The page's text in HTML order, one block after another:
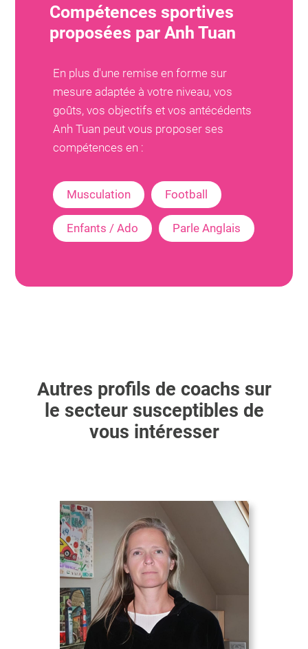
Compétences sportives
proposées parAnh Tuan
En plus d'une remise en forme sur
mesure adaptée à votre niveau, vos
goûts, vos objectifs et vos antécédents
Anh Tuan peut vous proposer ses
compétences en :
Musculation Football
Enfants / Ado Parle Anglais
Autres profils de coachs sur
le secteur susceptibles de
vous intéresser